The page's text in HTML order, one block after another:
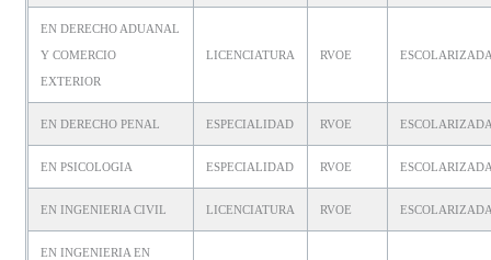
EN DERECHO ADUANAL
Y COMERCIO
EXTERIOR
LICENCIATURA RVOE
EN DERECHO PENAL ESPECIALIDAD RVOE
EN PSICOLOGIA ESPECIALIDAD RVOE
EN INGENIERIA CIVIL LICENCIATURA RVOE
EN INGENIERIA EN